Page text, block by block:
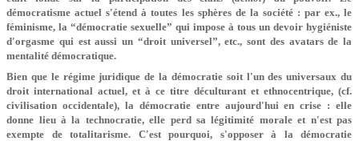
démocratisme actuel s'étend à toutes les sphères de la société : par ex., le
féminisme, la “démocratie sexuelle” qui impose à tous un devoir hygiéniste
d'orgasme qui est aussi un “droit universel”, etc., sont des avatars de la
mentalité démocratique.
Bien que le régime juridique de la démocratie soit l'un des universaux du
droit international actuel, et à ce titre déculturant et ethnocentrique, (cf.
civilisation occidentale), la démocratie entre aujourd'hui en crise : elle
donne lieu à la technocratie, elle perd sa légitimité morale et n'est pas
exempte de totalitarisme. C'est pourquoi, s'opposer à la démocratie